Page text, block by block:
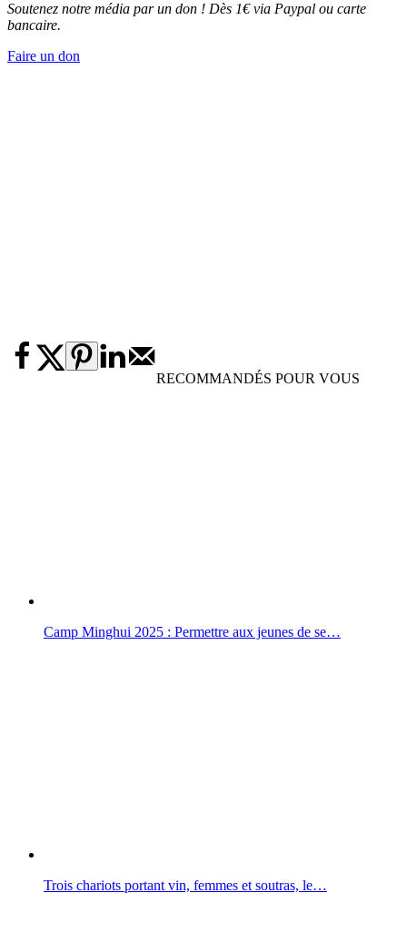
Soutenez notre média par un don ! Dès 1€ via Paypal ou carte
bancaire.
Faire un don
RECOMMANDÉS POUR VOUS
Camp Minghui 2025 : Permettre aux jeunes de se…
Trois chariots portant vin, femmes et soutras, le…